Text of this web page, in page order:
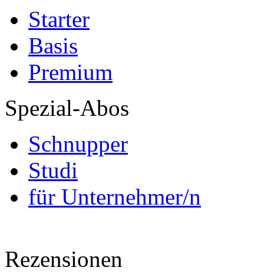
Starter
Basis
Premium
Spezial-Abos
Schnupper
Studi
für Unternehmer/n
Rezensionen